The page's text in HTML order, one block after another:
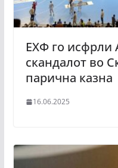
ЕХФ го исфрли
скандалот во
парична казна
16.06.2025